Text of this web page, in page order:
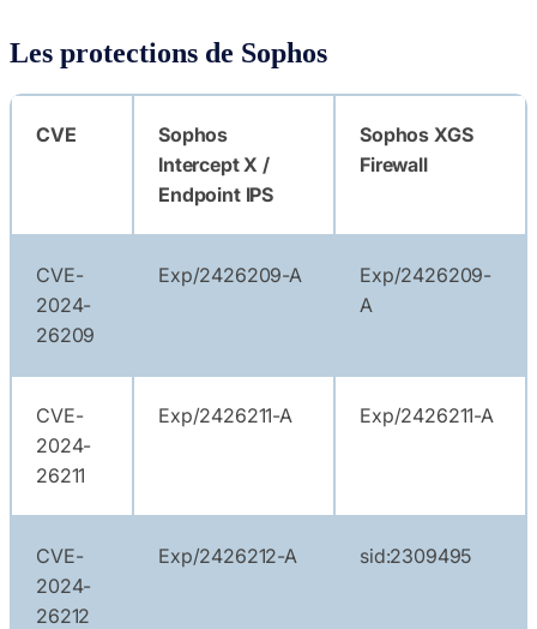
Les protections de Sophos
CVE
Sophos
Intercept X /
Endpoint IPS
Sophos XGS
Firewall
CVE-
2024-
26209
Exp/2426209-A
Exp/2426209-
A
CVE-
2024-
26211
Exp/2426211-A Exp/2426211-A
CVE-
2024-
26212
Exp/2426212-A sid:2309495